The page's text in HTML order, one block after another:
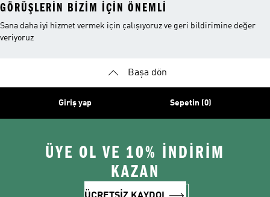
GÖRÜŞLERIN BIZIM IÇIN ÖNEMLI
Sana daha iyi hizmet vermek için çalışıyoruz ve geri bildirimine değer
veriyoruz
Başa dön
Giriş yap Sepetin (0)
ÜYE OL VE 10% İNDİRİM
KAZAN